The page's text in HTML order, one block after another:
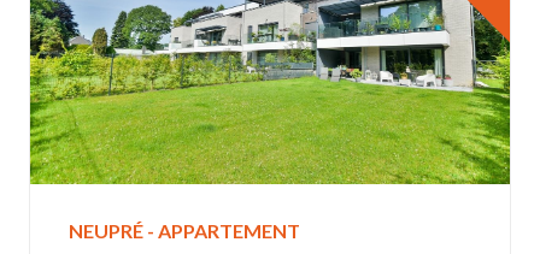
NEUPRÉ - APPARTEMENT